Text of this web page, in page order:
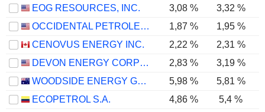
EOG RESOURCES, INC.
3,08 %
3,32 %
OCCIDENTAL PETROLEUM CORPORATION
1,87 %
1,95 %
CENOVUS ENERGY INC.
2,22 %
2,31 %
DEVON ENERGY CORPORATION
2,83 %
3,19 %
WOODSIDE ENERGY GROUP LTD
5,98 % 5,81 %
ECOPETROL S.A.
4,86 %
5,4 %